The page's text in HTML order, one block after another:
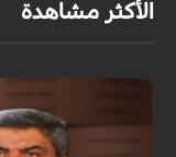
الأكثر مشاهدة